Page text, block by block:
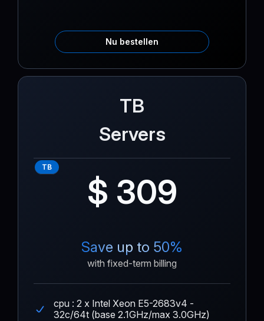
Nu bestellen
TB
Servers
TB
$ 309
Save up to 50%
with fixed-term billing
cpu : 2 x Intel Xeon E5-2683v4 -
32c/64t (base 2.1GHz/max 3.0GHz)